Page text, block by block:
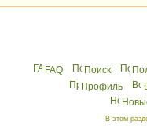
FAQ Поиск
Профиль
В этом